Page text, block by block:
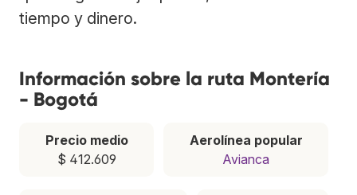
tiempo y dinero.
Información sobre la ruta Montería
- Bogotá
Precio medio
$ 412.609
Aerolínea popular
Avianca